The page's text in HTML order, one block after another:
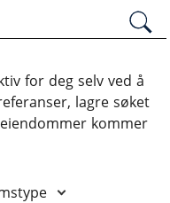
for deg selv ved å
lagre søket
kommer